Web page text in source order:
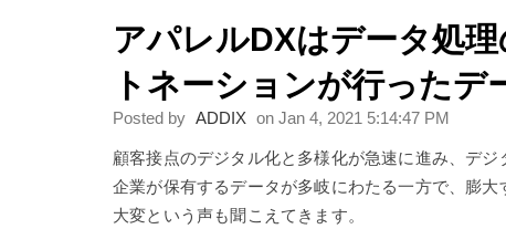
アパレルDXはデータ処
トネーションが行ったデ
Posted by ADDIX on Jan 4, 2021 5:14:47 PM
顧客接点のデジタル化と多様化が急速に進み、デ
企業が保有するデータが多岐にわたる一方で、膨
大変という声も聞こえてきます。